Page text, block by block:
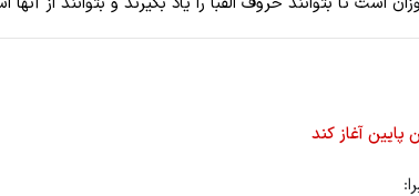
آغاز کند